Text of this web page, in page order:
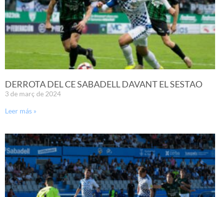
DERROTA DEL CE SABADELL DAVANT EL SESTAO
3 de març de 2024
Leer más »